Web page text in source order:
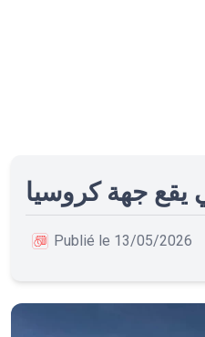
يقع جهة كروسيا
Publié le 13/05/2026